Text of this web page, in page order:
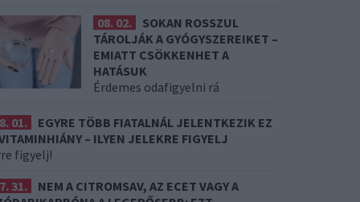
08. 02.
SOKAN ROSSZUL
TÁROLJÁK A GYÓGYSZEREIKET –
EMIATT CSÖKKENHET A
HATÁSUK
Érdemes odafigyelni rá
01.
EGYRE TÖBB FIATALNÁL JELENTKEZIK EZ
– ILYEN JELEKRE FIGYELJ
figyelj!
31.
NEM A CITROMSAV, AZ ECET VAGY A